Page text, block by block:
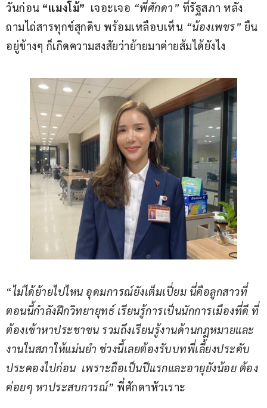
วันก่อน “แมงโม้” เจอะเจอ “พี่ศักดา” ที่รัฐสภา หลัง
ถามไถ่สารทุกข์สุกดิบ พร้อมเหลือบเห็น “น้องเพชร” ยืน
อยู่ข้างๆ ก็เกิดความสงสัยว่าย้ายมาค่ายส้มได้ยังไง
“ไม่ได้ย้ายไปไหน อุดมการณ์ยังเต็มเปี่ยม นี่คือลูกสาวที่
ตอนนี้กำลังฝึกวิทยายุทธ์ เรียนรู้การเป็นนักการเมืองที่ดี ที่
ต้องเข้าหาประชาชน รวมถึงเรียนรู้งานด้านกฎหมายและ
งานในสภาให้แม่นยำ ช่วงนี้เลยต้องรับบทพี่เลี้ยงประคับ
ประคองไปก่อน เพราะถือเป็นปีแรกและอายุยังน้อย ต้อง
ค่อยๆ หาประสบการณ์” พี่ศักดาหัวเราะ